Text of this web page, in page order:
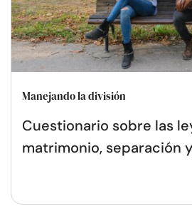
Manejando la división
Cuestionario sobre las
matrimonio, separación